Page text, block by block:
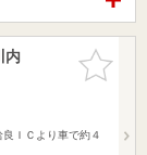
お気に入
りに追加
内
ＩＣより車で約４